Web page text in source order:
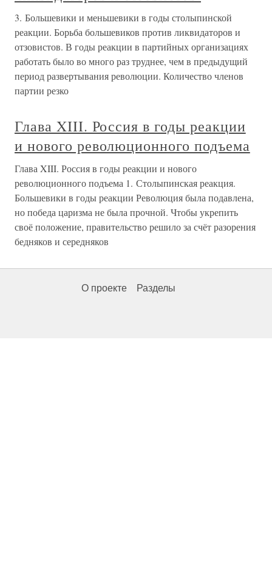
3. Большевики и меньшевики в годы столыпинской
реакции. Борьба большевиков против ликвидаторов и
отзовистов. В годы реакции в партийных организациях
работать было во много раз труднее, чем в предыдущий
период развертывания революции. Количество членов
партии резко
Глава XIII. Россия в годы реакции
и нового революционного подъема
Глава XIII. Россия в годы реакции и нового
революционного подъема 1. Столыпинская реакция.
Большевики в годы реакции Революция была подавлена,
но победа царизма не была прочной. Чтобы укрепить
своё положение, правительство решило за счёт разорения
бедняков и середняков
О проекте Разделы